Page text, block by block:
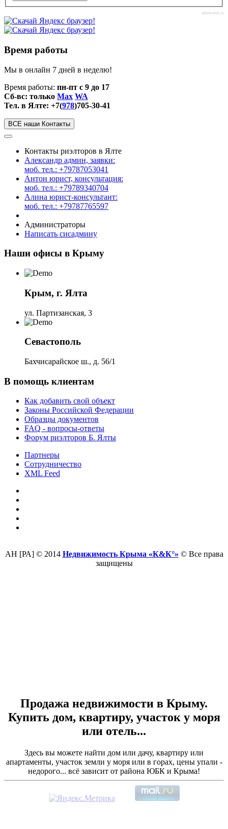
afisha-msk.ru
Время работы
Мы в онлайн 7 дней в неделю!
Время работы: пн-пт с 9 до 17
Сб-вс: только Max WA
Тел. в Ялте: +7(978)705-30-41
ВСЕ наши Контакты
Контакты риэлторов в Ялте
Александр админ, заявки:
моб. тел.: +79787053041
Антон юрист, консультация:
моб. тел.: +79789340704
Алина юрист-консультант:
моб. тел.: +79787765597
Администраторы
Написать сисадмину
Наши офисы в Крыму
Крым, г. Ялта
ул. Партизанская, 3
Севастополь
Бахчисарайское ш., д. 56/1
В помощь клиентам
Как добавить свой объект
Законы Российской Федерации
Образцы документов
FAQ - вопросы-ответы
Форум риэлторов Б. Ялты
Партнеры
Сотрудничество
XML Feed
АН [РА] © 2014 Недвижимость Крыма «К&К°» © Все права
защищены
Продажа недвижимости в Крыму.
Купить дом, квартиру, участок у моря
или отель...
Здесь вы можете найти дом или дачу, квартиру или
апартаменты, участок земли у моря или в горах, цены упали -
недорого... всё зависит от района ЮБК и Крыма!